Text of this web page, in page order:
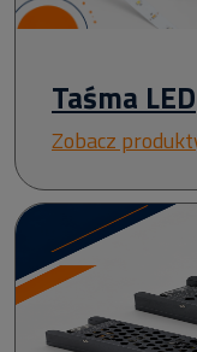
Taśma LED
Zobacz